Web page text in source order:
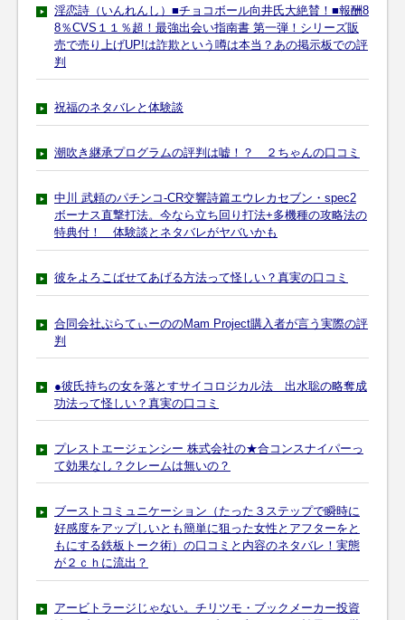
淫恋詩（いんれんし）■チョコボール向井氏大絶賛！■報酬8
8％CVS１１％超！最強出会い指南書 第一弾！シリーズ販
売で売り上げUP!は詐欺という噂は本当？あの掲示板での評
判
祝福のネタバレと体験談
潮吹き継承プログラムの評判は嘘！？ ２ちゃんの口コミ
中川 武頼のパチンコ-CR交響詩篇エウレカセブン・spec2
ボーナス直撃打法。今なら立ち回り打法+多機種の攻略法の
特典付！ 体験談とネタバレがヤバいかも
彼をよろこばせてあげる方法って怪しい？真実の口コミ
合同会社ぷらてぃーののMam Project購入者が言う実際の評
判
●彼氏持ちの女を落とすサイコロジカル法 出水聡の略奪成
功法って怪しい？真実の口コミ
プレストエージェンシー 株式会社の★合コンスナイパーっ
て効果なし？クレームは無いの？
ブーストコミュニケーション（たった３ステップで瞬時に
好感度をアップしいとも簡単に狙った女性とアフターをと
もにする鉄板トーク術）の口コミと内容のネタバレ！実態
が２ｃｈに流出？
アービトラージじゃない。チリツモ・ブックメーカー投資